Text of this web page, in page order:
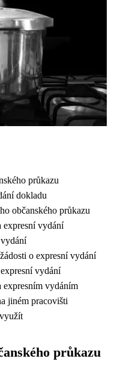
průkazu
dokladu
občanského průkazu
expresní vydání
o expresní vydání
vydání
expresním vydáním
jiném pracovišti
průkazu